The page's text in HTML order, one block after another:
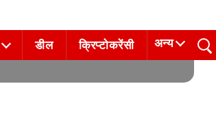
डील क्रिप्टोकरेंसी अन्य